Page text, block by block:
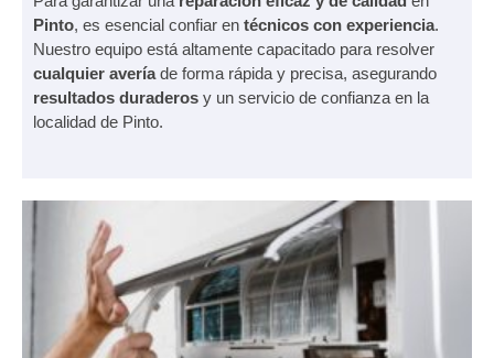
Pinto, es esencial confiar en técnicos con experiencia.
Nuestro equipo está altamente capacitado para resolver
cualquier averíade forma rápida y precisa, asegurando
resultados duraderos y un servicio de confianza en la
localidad de Pinto.